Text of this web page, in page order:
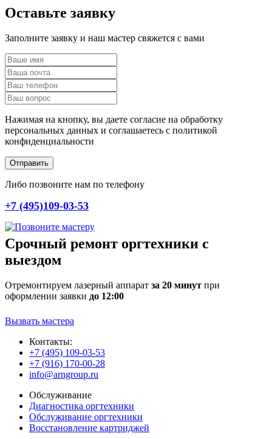
Оставьте заявку
Заполните заявку и наш мастер свяжется с вами
Нажимая на кнопку, вы даете согласие на обработку
персональных данных и соглашаетесь c политикой
конфиденциальности
Отправить
Либо позвоните нам по телефону
+7 (495)109-03-53
Срочный ремонт оргтехники с
выездом
Отремонтируем лазерный аппарат за 20 минут при
оформлении заявки до 12:00
Вызвать мастера
Контакты:
+7 (495) 109-03-53
+7 (916) 170-00-28
info@arngroup.ru
Обслуживание
Диагностика оргтехники
Обслуживание оргтехники
Восстановление картриджей